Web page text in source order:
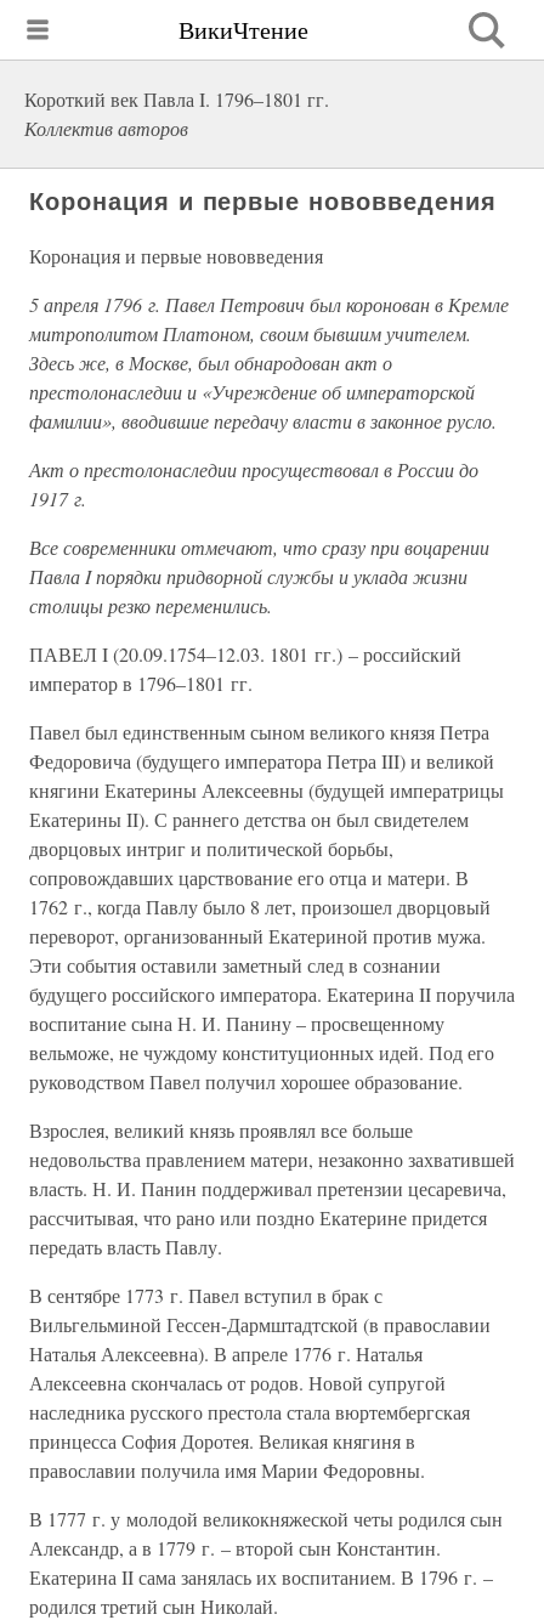
ВикиЧтение
Короткий век Павла I. 1796–1801 гг.
Коллектив авторов
Коронация и первые нововведения
Коронация и первые нововведения
5 апреля 1796 г. Павел Петрович был коронован в Кремле
митрополитом Платоном, своим бывшим учителем.
Здесь же, в Москве, был обнародован акт о
престолонаследии и «Учреждение об императорской
фамилии», вводившие передачу власти в законное русло.
Акт о престолонаследии просуществовал в России до
1917 г.
Все современники отмечают, что сразу при воцарении
Павла I порядки придворной службы и уклада жизни
столицы резко переменились.
ПАВЕЛ I (20.09.1754–12.03. 1801 гг.) – российский
император в 1796–1801 гг.
Павел был единственным сыном великого князя Петра
Федоровича (будущего императора Петра III) и великой
княгини Екатерины Алексеевны (будущей императрицы
Екатерины II). С раннего детства он был свидетелем
дворцовых интриг и политической борьбы,
сопровождавших царствование его отца и матери. В
1762 г., когда Павлу было 8 лет, произошел дворцовый
переворот, организованный Екатериной против мужа.
Эти события оставили заметный след в сознании
будущего российского императора. Екатерина II поручила
воспитание сына Н. И. Панину – просвещенному
вельможе, не чуждому конституционных идей. Под его
руководством Павел получил хорошее образование.
Взрослея, великий князь проявлял все больше
недовольства правлением матери, незаконно захватившей
власть. Н. И. Панин поддерживал претензии цесаревича,
рассчитывая, что рано или поздно Екатерине придется
передать власть Павлу.
В сентябре 1773 г. Павел вступил в брак с
Вильгельминой Гессен-Дармштадтской (в православии
Наталья Алексеевна). В апреле 1776 г. Наталья
Алексеевна скончалась от родов. Новой супругой
наследника русского престола стала вюртембергская
принцесса София Доротея. Великая княгиня в
православии получила имя Марии Федоровны.
В 1777 г. у молодой великокняжеской четы родился сын
Александр, а в 1779 г. – второй сын Константин.
Екатерина II сама занялась их воспитанием. В 1796 г. –
родился третий сын Николай.